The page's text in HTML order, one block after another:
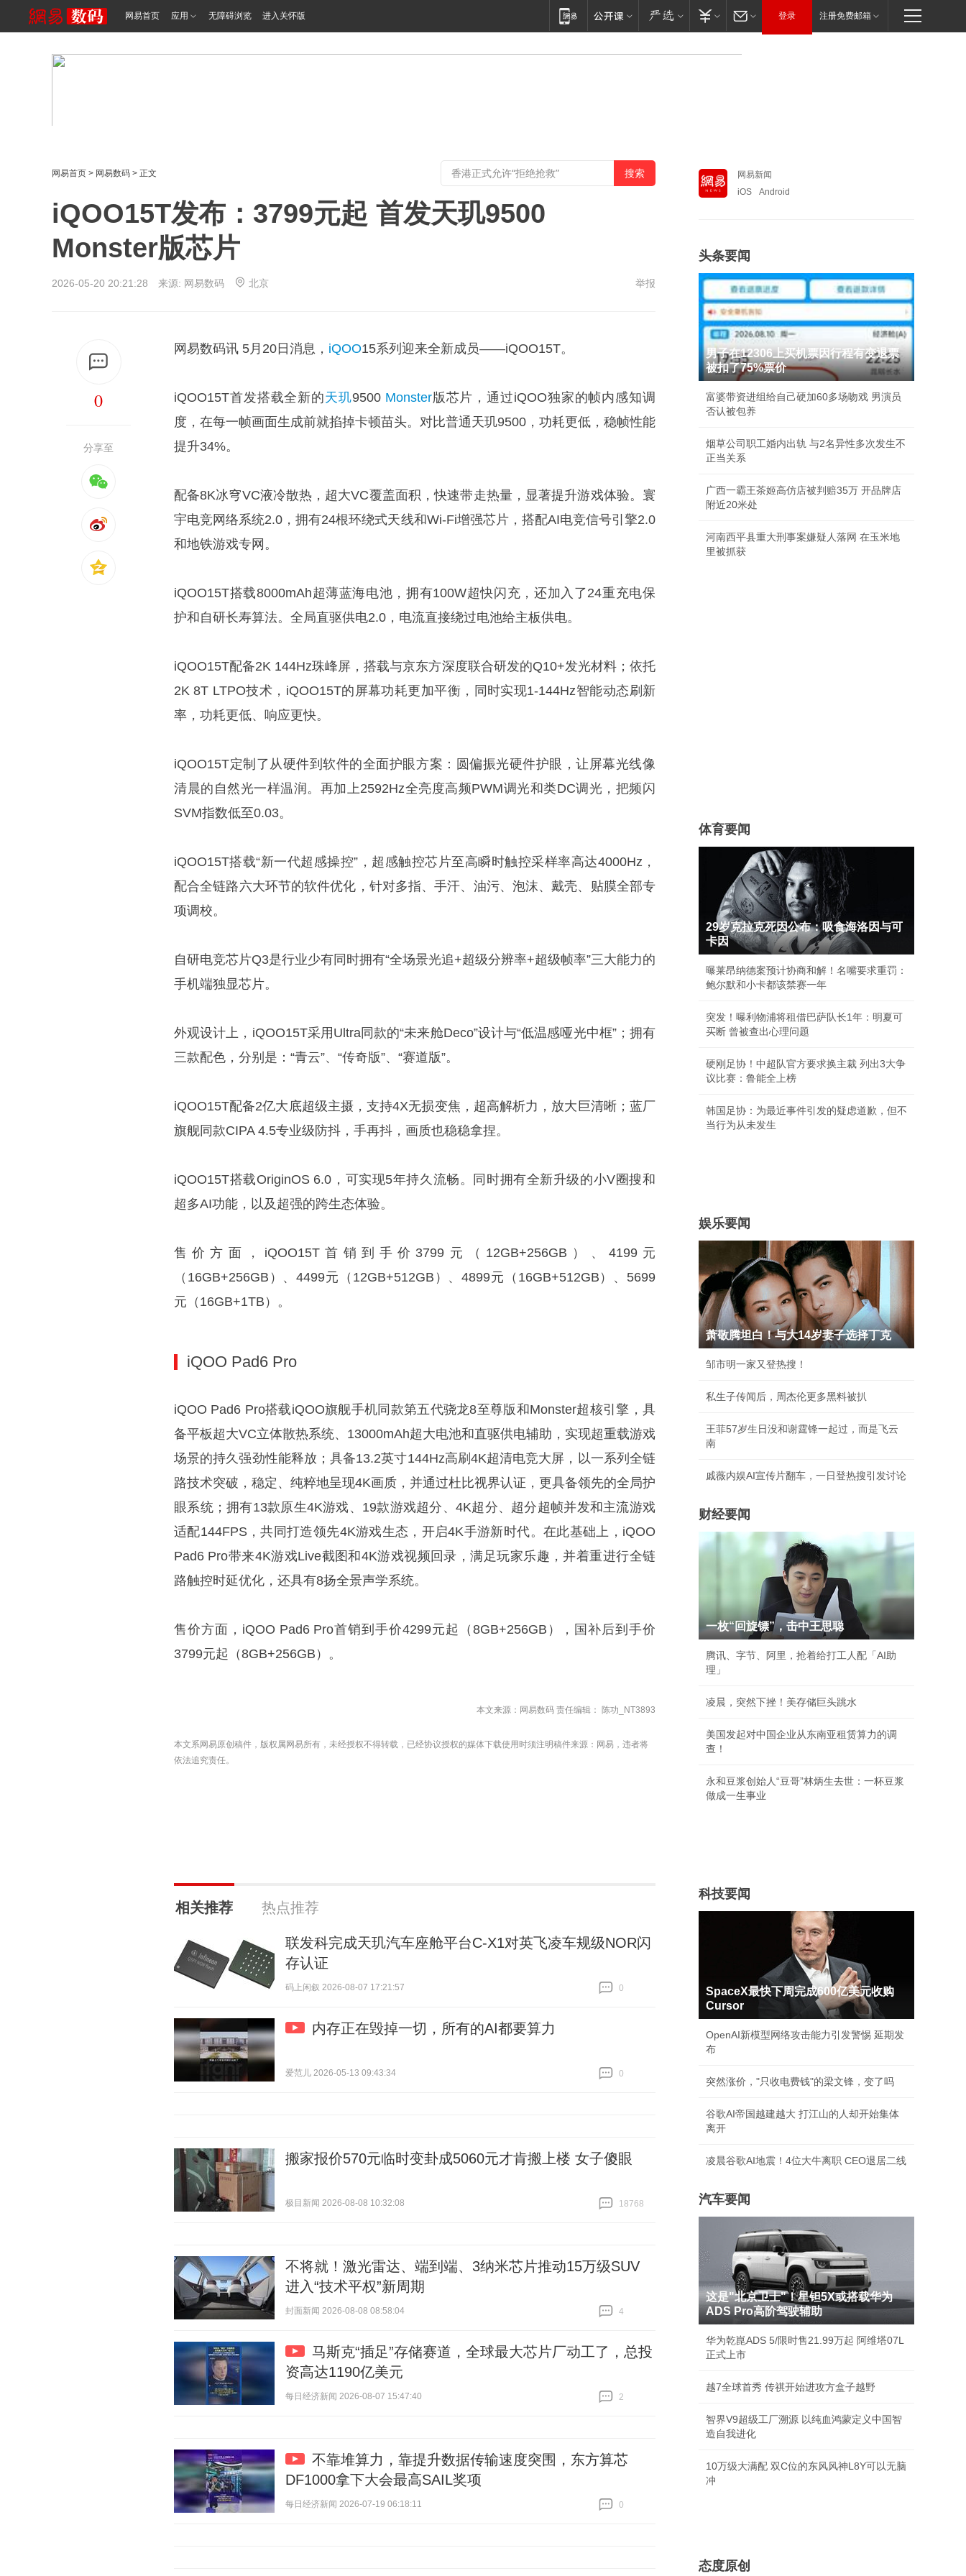
网易首页 应用 无障碍浏览 进入关怀版 登录 注册免费邮箱
网易首页 > 网易数码 > 正文
iQOO15T发布：3799元起 首发天玑9500
Monster版芯片
2026-05-20 20:21:28 来源: 网易数码 北京 举报
0
分享至
网易数码讯 5月20日消息， iQOO15系列迎来全新成员——iQOO15T。
iQOO15T首发搭载全新的天玑9500 Monster版芯片，通过iQOO独家的帧内感知调
度，在每一帧画面生成前就掐掉卡顿苗头。对比普通天玑9500，功耗更低，稳帧性能
提升34%。
配备8K冰穹VC液冷散热，超大VC覆盖面积，快速带走热量，显著提升游戏体验。寰
宇电竞网络系统2.0，拥有24根环绕式天线和Wi-Fi增强芯片，搭配AI电竞信号引擎2.0
和地铁游戏专网。
iQOO15T搭载8000mAh超薄蓝海电池，拥有100W超快闪充，还加入了24重充电保
护和自研长寿算法。全局直驱供电2.0，电流直接绕过电池给主板供电。
iQOO15T配备2K 144Hz珠峰屏，搭载与京东方深度联合研发的Q10+发光材料；依托
2K 8T LTPO技术，iQOO15T的屏幕功耗更加平衡，同时实现1-144Hz智能动态刷新
率，功耗更低、响应更快。
iQOO15T定制了从硬件到软件的全面护眼方案：圆偏振光硬件护眼，让屏幕光线像
清晨的自然光一样温润。再加上2592Hz全亮度高频PWM调光和类DC调光，把频闪
SVM指数低至0.03。
iQOO15T搭载“新一代超感操控”，超感触控芯片至高瞬时触控采样率高达4000Hz，
配合全链路六大环节的软件优化，针对多指、手汗、油污、泡沫、戴壳、贴膜全部专
项调校。
自研电竞芯片Q3是行业少有同时拥有“全场景光追+超级分辨率+超级帧率”三大能力的
手机端独显芯片。
外观设计上，iQOO15T采用Ultra同款的“未来舱Deco”设计与“低温感哑光中框”；拥有
三款配色，分别是：“青云”、“传奇版”、“赛道版”。
iQOO15T配备2亿大底超级主摄，支持4X无损变焦，超高解析力，放大巨清晰；蓝厂
旗舰同款CIPA 4.5专业级防抖，手再抖，画质也稳稳拿捏。
iQOO15T搭载OriginOS 6.0，可实现5年持久流畅。同时拥有全新升级的小V圈搜和
超多AI功能，以及超强的跨生态体验。
售价方面，iQOO15T首销到手价3799元（12GB+256GB）、4199元
（16GB+256GB）、4499元（12GB+512GB）、4899元（16GB+512GB）、5699
元（16GB+1TB）。
iQOO Pad6 Pro
iQOO Pad6 Pro搭载iQOO旗舰手机同款第五代骁龙8至尊版和Monster超核引擎，具
备平板超大VC立体散热系统、13000mAh超大电池和直驱供电辅助，实现超重载游戏
场景的持久强劲性能释放；具备13.2英寸144Hz高刷4K超清电竞大屏，以一系列全链
路技术突破，稳定、纯粹地呈现4K画质，并通过杜比视界认证，更具备领先的全局护
眼系统；拥有13款原生4K游戏、19款游戏超分、4K超分、超分超帧并发和主流游戏
适配144FPS，共同打造领先4K游戏生态，开启4K手游新时代。在此基础上，iQOO
Pad6 Pro带来4K游戏Live截图和4K游戏视频回录，满足玩家乐趣，并着重进行全链
路触控时延优化，还具有8扬全景声学系统。
售价方面，iQOO Pad6 Pro首销到手价4299元起（8GB+256GB），国补后到手价
3799元起（8GB+256GB）。
本文来源：网易数码 责任编辑： 陈功_NT3893
本文系网易原创稿件，版权属网易所有，未经授权不得转载，已经协议授权的媒体下载使用时须注明稿件来源：网易，违者将
依法追究责任。
相关推荐 热点推荐
联发科完成天玑汽车座舱平台C-X1对英飞凌车规级NOR闪
存认证
码上闲叙 2026-08-07 17:21:57
0
内存正在毁掉一切，所有的AI都要算力
爱范儿 2026-05-13 09:43:34
0
搬家报价570元临时变卦成5060元才肯搬上楼 女子傻眼
极目新闻 2026-08-08 10:32:08
18768
不将就！激光雷达、端到端、3纳米芯片推动15万级SUV
进入“技术平权”新周期
封面新闻 2026-08-08 08:58:04
4
马斯克“插足”存储赛道，全球最大芯片厂动工了，总投
资高达1190亿美元
每日经济新闻 2026-08-07 15:47:40
2
不靠堆算力，靠提升数据传输速度突围，东方算芯
DF1000拿下大会最高SAIL奖项
每日经济新闻 2026-07-19 06:18:11
0
网易新闻
iOS
Android
头条要闻
男子在12306上买机票因行程有变退票
被扣了75%票价
富婆带资进组给自己硬加60多场吻戏 男演员
否认被包养
烟草公司职工婚内出轨 与2名异性多次发生不
正当关系
广西一霸王茶姬高仿店被判赔35万 开品牌店
附近20米处
河南西平县重大刑事案嫌疑人落网 在玉米地
里被抓获
体育要闻
29岁克拉克死因公布：吸食海洛因与可
卡因
曝莱昂纳德案预计协商和解！名嘴要求重罚：
鲍尔默和小卡都该禁赛一年
突发！曝利物浦将租借巴萨队长1年：明夏可
买断 曾被查出心理问题
硬刚足协！中超队官方要求换主裁 列出3大争
议比赛：鲁能全上榜
韩国足协：为最近事件引发的疑虑道歉，但不
当行为从未发生
娱乐要闻
萧敬腾坦白！与大14岁妻子选择丁克
邹市明一家又登热搜！
私生子传闻后，周杰伦更多黑料被扒
王菲57岁生日没和谢霆锋一起过，而是飞云
南
戚薇内娱AI宣传片翻车，一日登热搜引发讨论
财经要闻
一枚“回旋镖”，击中王思聪
腾讯、字节、阿里，抢着给打工人配「AI助
理」
凌晨，突然下挫！美存储巨头跳水
美国发起对中国企业从东南亚租赁算力的调
查！
永和豆浆创始人“豆哥”林炳生去世：一杯豆浆
做成一生事业
科技要闻
SpaceX最快下周完成600亿美元收购
Cursor
OpenAI新模型网络攻击能力引发警惕 延期发
布
突然涨价，"只收电费钱"的梁文锋，变了吗
谷歌AI帝国越建越大 打江山的人却开始集体
离开
凌晨谷歌AI地震！4位大牛离职 CEO退居二线
汽车要闻
这是"北京卫士"！星钽5X或搭载华为
ADS Pro高阶驾驶辅助
华为乾崑ADS 5/限时售21.99万起 阿维塔07L
正式上市
越7全球首秀 传祺开始进攻方盒子越野
智界V9超级工厂溯源 以纯血鸿蒙定义中国智
造自我进化
10万级大满配 双C位的东风风神L8Y可以无脑
冲
态度原创